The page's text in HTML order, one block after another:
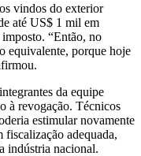
vindos do exterior
até US$ 1 mil em
“Então, no
equivalente, porque hoje
da equipe
à revogação. Técnicos
estimular novamente
fiscalização adequada,
indústria nacional.